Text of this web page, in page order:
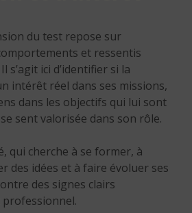
du test repose sur
et ressentis
s’agit ici d’identifier si la
intérêt réel dans ses missions,
dans les objectifs qui lui sont
sent valorisée dans son rôle.
qui cherche à se former, à
des idées et à faire évoluer ses
des signes clairs
professionnel.